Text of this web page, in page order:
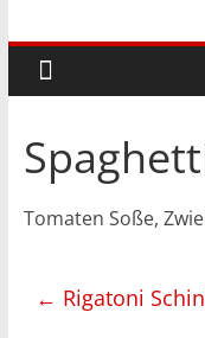
Tomaten Soße,
← Rigatoni